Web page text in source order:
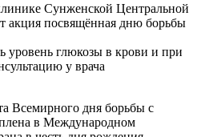
Сунженской Центральной
акция посвящённая дню борьбы
уровень глюкозы в крови и при
у врача
Всемирного дня борьбы с
в Международном